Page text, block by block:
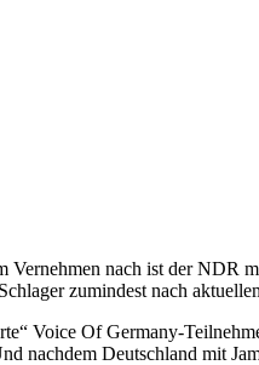
nach ist der
zumindest nach
Voice Of Germany-
nachdem Deutschland mit